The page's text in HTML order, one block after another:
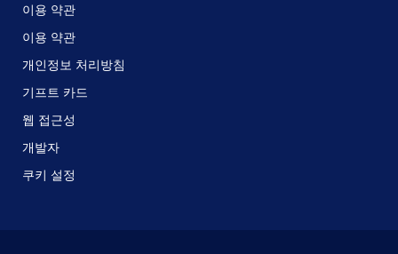
이용 약관
이용 약관
개인정보 처리방침
기프트 카드
웹 접근성
개발자
쿠키 설정